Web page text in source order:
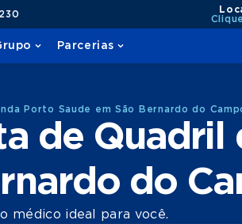
Parcerias
Porto Saude em São Bernardo do
de Quadril
do
médico ideal para você.